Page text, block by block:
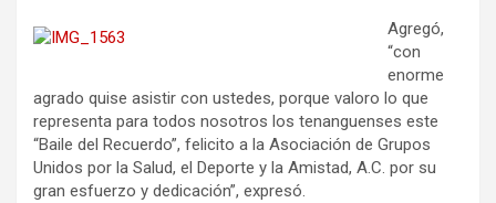
Agregó,
“con
enorme
agrado quise asistir con ustedes, porque valoro lo que
representa para todos nosotros los tenanguenses este
“Baile del Recuerdo”, felicito a la Asociación de Grupos
Unidos por la Salud, el Deporte y la Amistad, A.C. por su
gran esfuerzo y dedicación”, expresó.